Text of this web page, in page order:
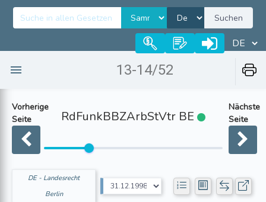
Suchen
13-14/52
Vorherige
Seite
RdFunkBBZArbStVtr BE
Nächste
Seite
DE - Landesrecht
Berlin